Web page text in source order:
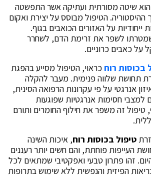
שיטה מסורתית ועתיקה אשר התפשטה
ההיסטוריה. הטיפול מבוסס על יצירת ואקום
על האזורים הכואבים בגוף.
שמטרתו לשפר את זרימת הדם, לשחרר
על כאבים כרוניים.
בכוסות רוחכראוי, הטיפול מסייע בהפגת
תחושת שלווה פנימית. מעבר להקלה
אנרגטי על פי עקרונות הרפואה הסינית,
למצבי חסימות אנרגטיות שפוגעות
טיפול זה משפר את חילוף החומרים ותורם
טיפול בכוסות רוח, איכות השינה
העייפות פוחתת, והם חשים יותר רעננים
זהו פתרון טבעי ואפקטיבי שמתאים לכל
הפיזית והנפשית ללא שימוש בתרופות